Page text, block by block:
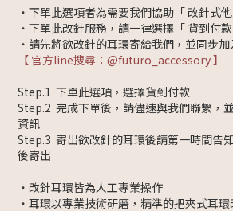
・下單此選項者為需要我們協助「 改針式他
・下單此改針服務，請一律選擇「 貨到付款
・請先將欲改針的耳環寄給我們，並同步
【 官方line搜尋：@futuro_accessory 】
Step.1 下單此選項，選擇貨到付款
Step.2 完成下單後，請儘速與我們聯繫，
資訊
Step.3 寄出欲改針的耳環後請第一時間告
後寄出
・改針耳環皆為人工專業操作
・耳環以專業技術研磨，精準的把夾式耳